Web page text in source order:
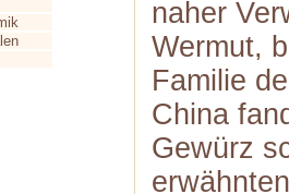
naher
Wermut,
Familie
China
Gewürz